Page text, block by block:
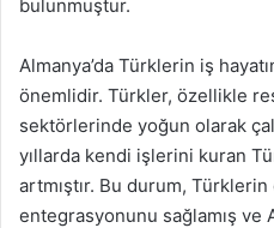
bulunmuştur.
Almanya’da Türklerin iş
önemlidir. Türkler, özellikle
sektörlerinde yoğun olarak
yıllarda kendi işlerini kuran
artmıştır. Bu durum,
entegrasyonunu sağlamış ve